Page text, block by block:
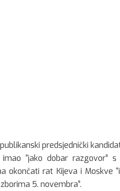
predsjednički
“jako dobar razgovor”
okončati rat Kijeva i Moskve
5. novembra”.